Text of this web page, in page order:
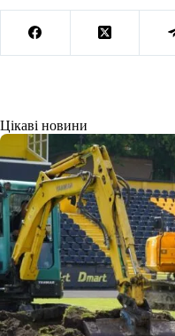
Цікаві новини